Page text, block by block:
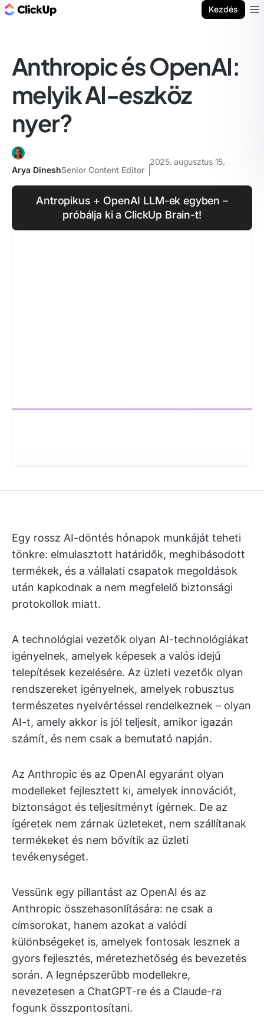
Kezdés
Anthropic és OpenAI:
melyik AI-eszköz
nyer?
Arya DineshSenior Content Editor
2025. augusztus 15.
Antropikus + OpenAI LLM-ek egyben –
próbálja ki a ClickUp Brain-t!
Egy rossz AI-döntés hónapok munkáját teheti
tönkre: elmulasztott határidők, meghibásodott
termékek, és a vállalati csapatok megoldások
után kapkodnak a nem megfelelő biztonsági
protokollok miatt.
A technológiai vezetők olyan AI-technológiákat
igényelnek, amelyek képesek a valós idejű
telepítések kezelésére. Az üzleti vezetők olyan
rendszereket igényelnek, amelyek robusztus
természetes nyelvértéssel rendelkeznek – olyan
AI-t, amely akkor is jól teljesít, amikor igazán
számít, és nem csak a bemutató napján.
Az Anthropic és az OpenAI egyaránt olyan
modelleket fejlesztett ki, amelyek innovációt,
biztonságot és teljesítményt ígérnek. De az
ígéretek nem zárnak üzleteket, nem szállítanak
termékeket és nem bővítik az üzleti
tevékenységet.
Vessünk egy pillantást az OpenAI és az
Anthropic összehasonlítására: ne csak a
címsorokat, hanem azokat a valódi
különbségeket is, amelyek fontosak lesznek a
gyors fejlesztés, méretezhetőség és bevezetés
során. A legnépszerűbb modellekre,
nevezetesen a ChatGPT-re és a Claude-ra
fogunk összpontosítani.